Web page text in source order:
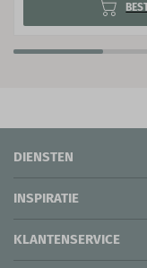
DIENSTEN
INSPIRATIE
KLANTENSERVICE